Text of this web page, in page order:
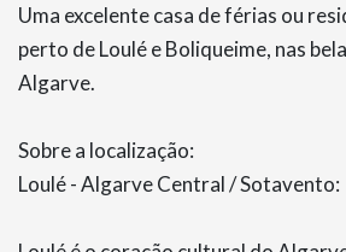
Uma excelente casa de férias ou
perto de Loulé e Boliqueime, nas
Algarve.
Sobre a localização:
Loulé - Algarve Central / Sotavento: